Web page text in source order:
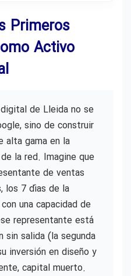
Primeros
Activo
de Lleida no se
sino de construir
alta gama en la
la red. Imagine que
de ventas
los 7 días de la
una capacidad de
representante está
sin salida (la segunda
inversión en diseño y
capital muerto.